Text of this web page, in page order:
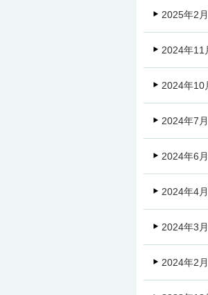
2025年2月
2024年11
2024年10
2024年7月
2024年6月
2024年4月
2024年3月
2024年2月